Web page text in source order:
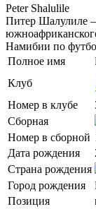
Peter Shalulile
Питер Шалулиле
Намибии по
Полное имя
Клуб
Номер в клубе
Сборная
Номер в сборной
Дата рождения
Страна рождения
Город рождения
Позиция